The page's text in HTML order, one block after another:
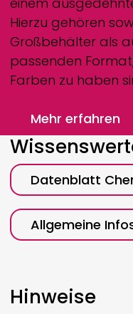
Hierzu gehören
Großbehälter als
passenden
Farben zu haben
Mehr erfahren
Datenblatt
Allgemeine
Hinweise